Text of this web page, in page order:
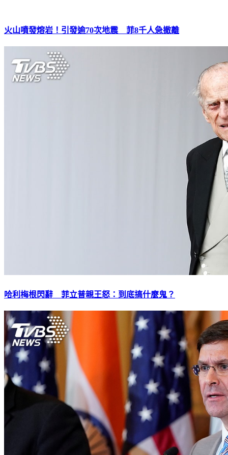
火山噴發熔岩！引發逾70次地震 菲8千人急撤離
哈利梅根閃辭 菲立普親王怒：到底搞什麼鬼？